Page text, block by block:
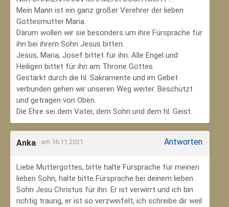
Mein Mann ist ein ganz großer Verehrer der lieben
Gottesmutter Maria.
Darum wollen wir sie besonders um ihre Fürsprache für
ihn bei ihrem Sohn Jesus bitten.
Jesus, Maria, Josef bittet für ihn. Alle Engel und
Heiligen bittet für ihn am Throne Gottes.
Gestärkt durch die hl. Sakramente und im Gebet
verbunden gehen wir unseren Weg weiter. Beschützt
und getragen von Oben.
Die Ehre sei dem Vater, dem Sohn und dem hl. Geist.
Anka am 16.11.2021 Antworten
Liebe Muttergottes, bitte halte Fürsprache für meinen
lieben Sohn, halte bitte Fürsprache bei deinem lieben
Sohn Jesu Christus für ihn. Er ist verwirrt und ich bin
richtig traurig, er ist so verzweifelt, ich schreibe dir weil